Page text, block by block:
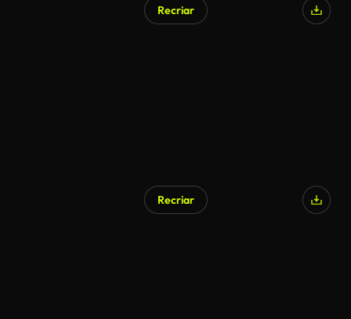
Recriar
Recriar